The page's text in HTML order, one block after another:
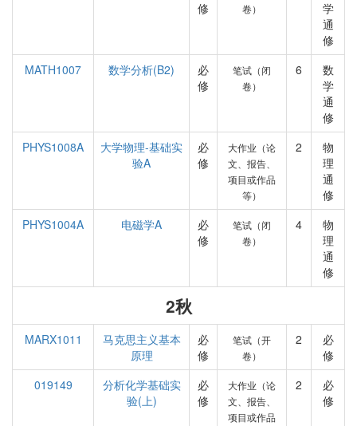
修
卷）
学
通
修
MATH1007
数学分析(B2)
必
修
笔试（闭
卷）
6
数
学
通
修
PHYS1008A
大学物理-基础实
验A
必
修
大作业（论
文、报告、
项目或作品
等）
2
物
理
通
修
PHYS1004A
电磁学A
必
修
笔试（闭
卷）
4
物
理
通
修
2秋
MARX1011
马克思主义基本
原理
必
修
笔试（开
卷）
2
必
修
019149
分析化学基础实
验(上)
必
修
大作业（论
文、报告、
项目或作品
2
必
修